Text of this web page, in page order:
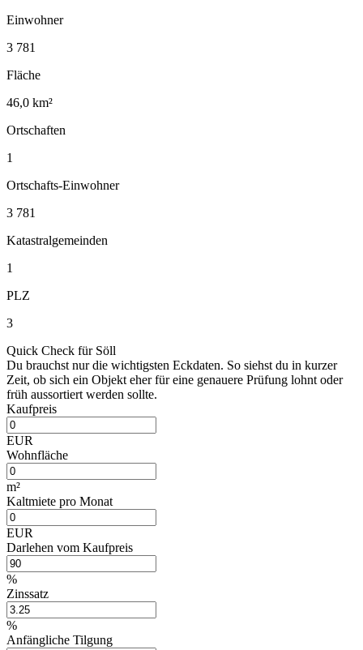
Einwohner
3 781
Fläche
46,0 km²
Ortschaften
1
Ortschafts-Einwohner
3 781
Katastralgemeinden
1
PLZ
3
Quick Check für Söll
Du brauchst nur die wichtigsten Eckdaten. So siehst du in kurzer
Zeit, ob sich ein Objekt eher für eine genauere Prüfung lohnt oder
früh aussortiert werden sollte.
Kaufpreis
EUR
Wohnfläche
m²
Kaltmiete pro Monat
EUR
Darlehen vom Kaufpreis
%
Zinssatz
%
Anfängliche Tilgung